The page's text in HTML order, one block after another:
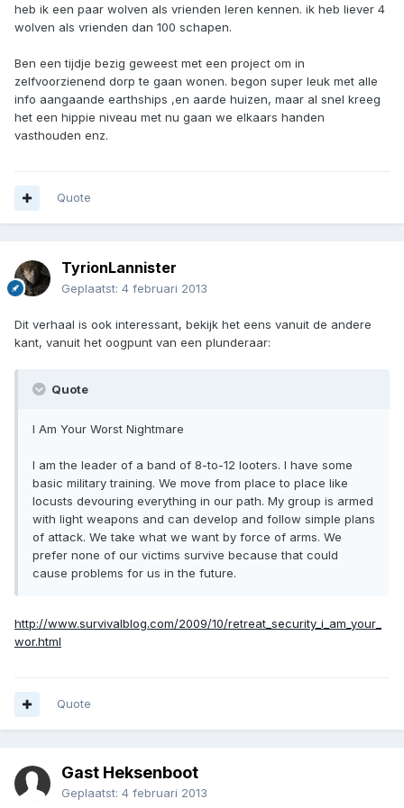
heb ik een paar wolven als vrienden leren kennen. ik heb liever 4
wolven als vrienden dan 100 schapen.
Ben een tijdje bezig geweest met een project om in
zelfvoorzienend dorp te gaan wonen. begon super leuk met alle
info aangaande earthships ,en aarde huizen, maar al snel kreeg
het een hippie niveau met nu gaan we elkaars handen
vasthouden enz.
Quote
TyrionLannister
Geplaatst: 4 februari 2013
Dit verhaal is ook interessant, bekijk het eens vanuit de andere
kant, vanuit het oogpunt van een plunderaar:
Quote
I Am Your Worst Nightmare
I am the leader of a band of 8-to-12 looters. I have some
basic military training. We move from place to place like
locusts devouring everything in our path. My group is armed
with light weapons and can develop and follow simple plans
of attack. We take what we want by force of arms. We
prefer none of our victims survive because that could
cause problems for us in the future.
http://www.survivalblog.com/2009/10/retreat_security_i_am_your_
wor.html
Quote
Gast Heksenboot
Geplaatst: 4 februari 2013